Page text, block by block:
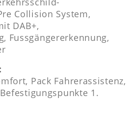
Collision System,
DAB+,
Fussgängererkennung,
Pack Fahrerassistenz,
1.